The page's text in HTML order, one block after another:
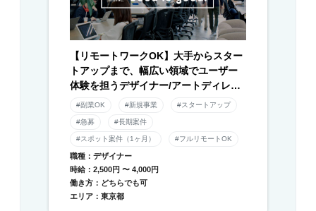
【リモートワークOK】大手からスター
トアップまで、幅広い領域でユーザー
体験を担うデザイナー/アートディレク
ター募集！
#副業OK #新規事業 #スタートアップ
#急募 #長期案件
#スポット案件（1ヶ月） #フルリモートOK
職種：デザイナー
時給：2,500円 〜 4,000円
働き方：どちらでも可
エリア：東京都